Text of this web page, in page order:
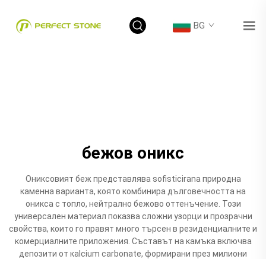
BG
бежов оникс
Ониксовият беж представлява sofisticirana природна
каменна варианта, която комбинира дълговечността на
оникса с топло, нейтрално бежово оттенъчение. Този
универсален материал показва сложни узорци и прозрачни
свойства, които го правят много търсен в резиденциалните и
комерциалните приложения. Съставът на камъка включва
депозити от кalcium carbonate, формирани през милиони